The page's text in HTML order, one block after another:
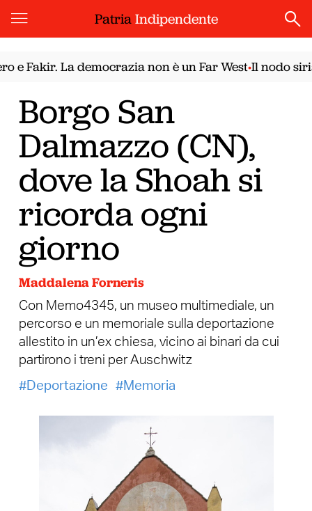
PatriaIndipendente
La democrazia non è un Far West•Il nodo
Borgo San
Dalmazzo (CN),
dove la Shoah si
ricorda ogni
giorno
Maddalena Forneris
Con Memo4345, un museo multimediale, un
percorso e un memoriale sulla deportazione
allestito in un’ex chiesa, vicino ai binari da cui
partirono i treni per Auschwitz
Deportazione
Memoria